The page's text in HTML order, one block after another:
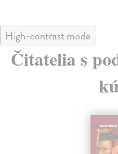
High-contrast mode
Čitatelia s